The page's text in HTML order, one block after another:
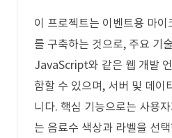
이 프로젝트는 이벤트용 마이
를 구축하는 것으로, 주요 기
JavaScript와 같은 웹 개발
함할 수 있으며, 서버 및 데이
니다. 핵심 기능으로는 사용
는 음료수 색상과 라벨을 선